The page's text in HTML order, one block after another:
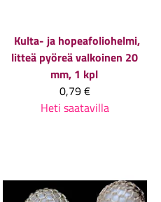
Kulta- ja hopeafoliohelmi,
litteä pyöreä valkoinen 20
mm, 1 kpl
0,79 €
Heti saatavilla